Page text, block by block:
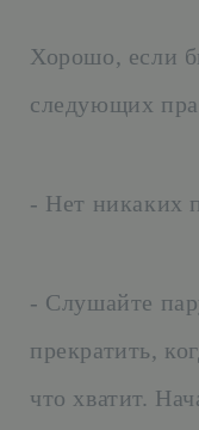
Хорошо, если
следующих
- Нет никаких
- Слушайте
прекратить,
что хватит.